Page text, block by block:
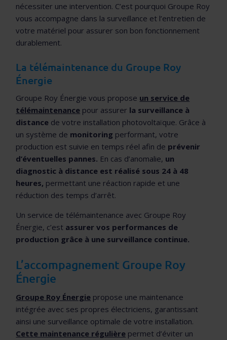
nécessiter une intervention. C’est pourquoi Groupe Roy
vous accompagne dans la surveillance et l’entretien de
votre matériel pour assurer son bon fonctionnement
durablement.
La télémaintenance du Groupe Roy
Énergie
Groupe Roy Énergie vous propose un service de
télémaintenance pour assurer la surveillance à
distance de votre installation photovoltaïque. Grâce à
un système de monitoring performant, votre
production est suivie en temps réel afin de prévenir
d’éventuelles pannes. En cas d’anomalie, un
diagnostic à distance est réalisé sous 24 à 48
heures, permettant une réaction rapide et une
réduction des temps d’arrêt.
Un service de télémaintenance avec Groupe Roy
Énergie, c’est assurer vos performances de
production grâce à une surveillance continue.
L’accompagnement Groupe Roy
Énergie
Groupe Roy Énergie propose une maintenance
intégrée avec ses propres électriciens, garantissant
ainsi une surveillance optimale de votre installation.
Cette maintenance régulière permet d’éviter un